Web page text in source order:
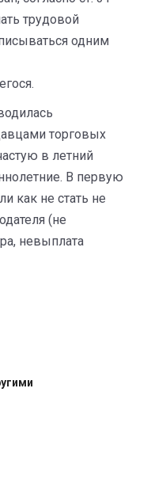
трудовой
одним
торговых
в летний
В первую
как не стать не
(не
невыплата